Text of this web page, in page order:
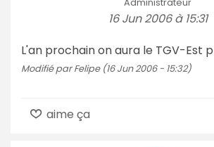
16 Jun 2006 à 15:31
L'an prochain on aura le TGV-Est
Modifié par Felipe (16 Jun 2006 - 15:32)
aime ça